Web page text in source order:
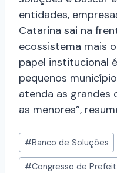
entidades,
Catarina sai na
ecossistema mais
papel institucional
pequenos
atenda as grandes
as menores”,
#Banco de Soluções
#Congresso de